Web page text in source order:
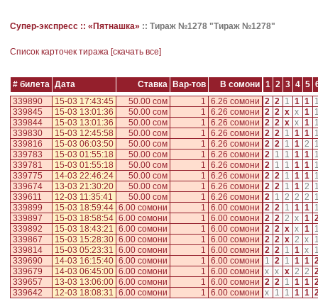
Супер-экспресс :: «Пятнашка» :: Тираж №1278 "Тираж №1278"
Cписок карточек тиража [скачать все]
# билета Дата Ставка Вар-тов В сомони 1 2 3 4 5
339890
15-03 17:43:45 50.00 сом 1 6.26 сомони 2 2 1 1 1
339845
15-03 13:01:36 50.00 сом 1 6.26 сомони 2 2 x x 1
339844
15-03 13:01:36 50.00 сом 1 6.26 сомони 2 2 x x 1
339830
15-03 12:45:58 50.00 сом 1 6.26 сомони 2 2 1 1 1
339816
15-03 06:03:50 50.00 сом 1 6.26 сомони 2 2 1 1 2
339783
15-03 01:55:18 50.00 сом 1 6.26 сомони 2 1 1 1 1
339781
15-03 01:55:18 50.00 сом 1 6.26 сомони 2 1 1 1 1
339775
14-03 22:46:24 50.00 сом 1 6.26 сомони 2 2 1 1 1
339674
13-03 21:30:20 50.00 сом 1 6.26 сомони 2 2 1 1 2
339611
12-03 11:35:41 50.00 сом 1 6.26 сомони 2 1 2 2 2
339899
15-03 18:59:44 6.00 сомони 1 6.00 сомони 2 2 1 1 1
339897
15-03 18:58:54 6.00 сомони 1 6.00 сомони 2 2 2 x 1
339892
15-03 18:43:21 6.00 сомони 1 6.00 сомони 2 2 x x 1
339867
15-03 15:28:30 6.00 сомони 1 6.00 сомони 2 2 x 2 x
339814
15-03 05:23:31 6.00 сомони 1 6.00 сомони 2 2 1 1 x
339690
14-03 16:15:40 6.00 сомони 1 6.00 сомони 1 2 1 1 1
339679
14-03 06:45:00 6.00 сомони 1 6.00 сомони x x x 2 2
339657
13-03 13:06:00 6.00 сомони 1 6.00 сомони 2 2 1 1 1
339642
12-03 18:08:31 6.00 сомони 1 6.00 сомони x 1 1 1 1